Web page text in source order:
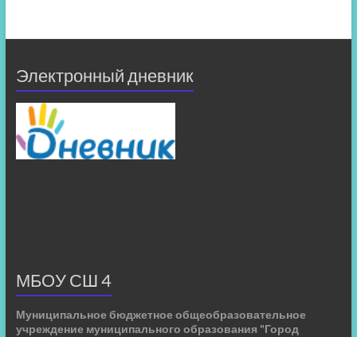
Электронный дневник
МБОУ СШ 4
Муниципальное бюджетное общеобразовательное
учреждение муниципального образования "Город